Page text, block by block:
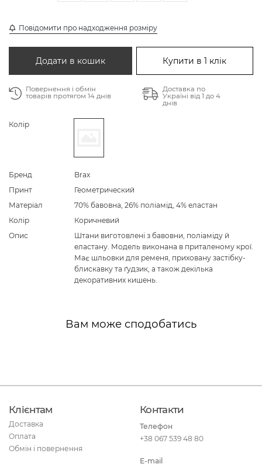
Повідомити про надходження розміру
Додати в кошик Купити в 1 клік
Повернення і обмін
товарів протягом 14 днів
Доставка по
Україні від 1 до 4
днів
Колір
Бренд
Brax
Принт
Геометрический
Матеріал
70% бавовна, 26% поліамід, 4% еластан
Колір
Коричневий
Опис
Штани виготовлені з бавовни, поліаміду й
еластану. Модель виконана в приталеному крої.
Має шльовки для ременя, приховану застібку-
блискавку та ґудзик, а також декілька
декоративних кишень.
Вам може сподобатись
Клієнтам
Доставка
Оплата
Обмін і повернення
Контакти
Телефон
+38 067 539 48 80
E-mail